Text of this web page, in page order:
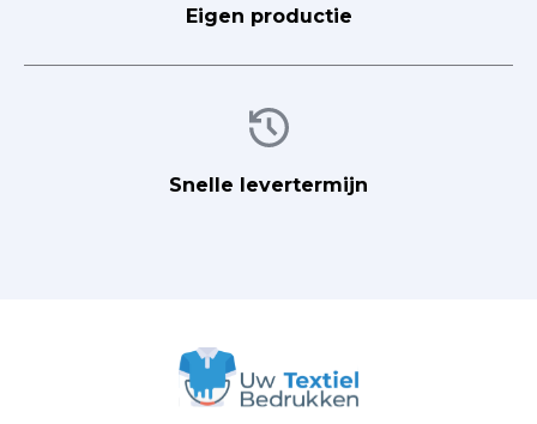
Eigen productie
Afbeelding
Snelle levertermijn